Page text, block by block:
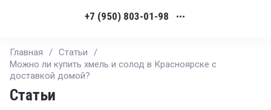
+7 (950) 803-01-98 •••
Главная / Статьи
/
Можно ли купить хмель и солод в Красноярске с
доставкой домой?
Статьи